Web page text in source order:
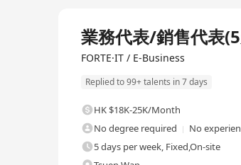
業務代表/銷售代表
FORTE·IT / E-Business
Replied to 99+ talents in 7 days
HK $18K-25K/Month
No degree required
No
5 days per week, Fixed,On-site